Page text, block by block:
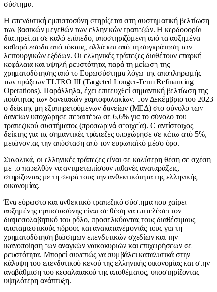
σύστημα.
Η επενδυτική εμπιστοσύνη στηρίζεται στη συστηματική βελτίωση
των βασικών μεγεθών των ελληνικών τραπεζών. Η κερδοφορία
διατηρείται σε καλό επίπεδο, υποστηριζόμενη από τα αυξημένα
καθαρά έσοδα από τόκους, αλλά και από τη συγκράτηση των
λειτουργικών εξόδων. Οι ελληνικές τράπεζες διαθέτουν επαρκή
κεφάλαια και υψηλή ρευστότητα, παρά τη μείωση της
χρηματοδότησης από το Ευρωσύστημα λόγω της αποπληρωμής
των πράξεων TLTRO III (Targeted Longer-Term Refinancing
Operations). Παράλληλα, έχει επιτευχθεί σημαντική βελτίωση της
ποιότητας των δανειακών χαρτοφυλακίων. Τον Δεκέμβριο του 2023
ο δείκτης μη εξυπηρετούμενων δανείων (ΜΕΔ) στο σύνολο των
δανείων υποχώρησε περαιτέρω σε 6,6% για το σύνολο του
τραπεζικού συστήματος (προσωρινά στοιχεία). Ο αντίστοιχος
δείκτης για τις σημαντικές τράπεζες υποχώρησε σε κάτω από 5%,
μειώνοντας την απόσταση από τον ευρωπαϊκό μέσο όρο.
Συνολικά, οι ελληνικές τράπεζες είναι σε καλύτερη θέση σε σχέση
με το παρελθόν να αντιμετωπίσουν πιθανές αναταράξεις,
στηρίζοντας με τη σειρά τους την ανθεκτικότητα της ελληνικής
οικονομίας.
Ένα εύρωστο και ανθεκτικό τραπεζικό σύστημα που χαίρει
αυξημένης εμπιστοσύνης είναι σε θέση να επιτελέσει τον
διαμεσολαβητικό του ρόλο, προσελκύοντας τους διαθέσιμους
αποταμιευτικούς πόρους και ανακατανέμοντάς τους για τη
χρηματοδότηση βιώσιμων επενδυτικών σχεδίων και την
ικανοποίηση των αναγκών νοικοκυριών και επιχειρήσεων σε
ρευστότητα. Μπορεί συνεπώς να συμβάλει καταλυτικά στην
κάλυψη του επενδυτικού κενού της ελληνικής οικονομίας και στην
αναβάθμιση του κεφαλαιακού της αποθέματος, υποστηρίζοντας
υψηλότερη ανάπτυξη.